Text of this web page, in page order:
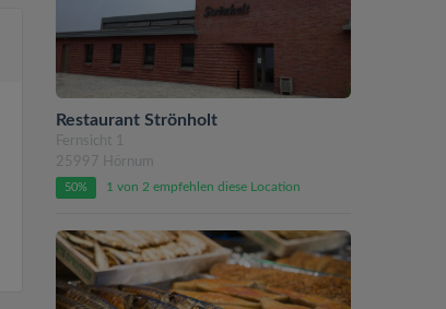
Restaurant Strönholt
Fernsicht 1
25997 Hörnum
50% 1 von 2 empfehlen diese Location